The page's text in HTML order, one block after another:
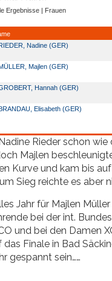
Ergebnisse | Frauen
Nadine (GER)
Majlen (GER)
Hannah (GER)
Elisabeth (GER)
Rieder schon wie
Majlen
Kurve und kam bis
Sieg reichte es aber
Jahr für Majlen
bei der int.
und bei den Damen
Finale in Bad
gespannt sein……